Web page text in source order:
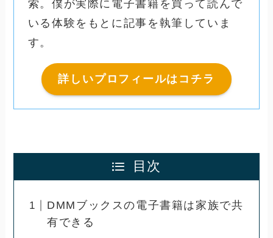
索。僕が実際に電子書籍を買って読んで
いる体験をもとに記事を執筆していま
す。
詳しいプロフィールはコチラ
目次
DMMブックスの電子書籍は家族で共
有できる